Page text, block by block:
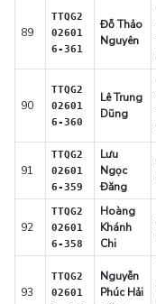
89
TTQG2
02601
6-361
Đỗ Thảo
Nguyên
90
TTQG2
02601
6-360
Lê Trung
Dũng
91
TTQG2
02601
6-359
Lưu
Ngọc
Đăng
92
TTQG2
02601
6-358
Hoàng
Khánh
Chi
93
TTQG2
02601
Nguyễn
Phúc Hải